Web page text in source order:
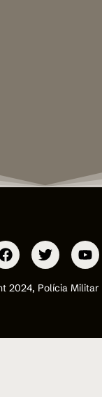
2024, Polícia Militar